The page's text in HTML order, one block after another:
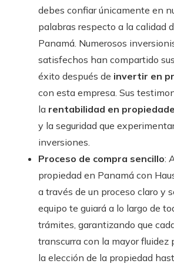
debes confiar únicamente en
palabras respecto a la calidad
Panamá. Numerosos
satisfechos han compartido
éxito después de invertir en
con esta empresa. Sus
la rentabilidad en
y la seguridad que
inversiones.
Proceso de compra sencillo:
propiedad en Panamá con
a través de un proceso claro y
equipo te guiará a lo largo de
trámites, garantizando que
transcurra con la mayor fluidez
la elección de la propiedad